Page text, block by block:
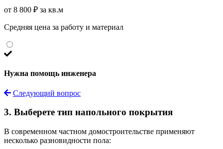
от 8 800 ₽ за кв.м
Средняя цена за работу и материал
Нужна помощь инженера
Следующий вопрос
3. Выберете тип напольного покрытия
В современном частном домостроительстве применяют
несколько разновидности пола: